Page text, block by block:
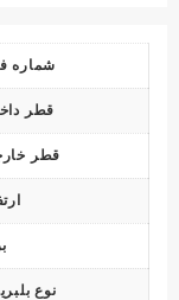
شماره
قطر
قطر
نوع